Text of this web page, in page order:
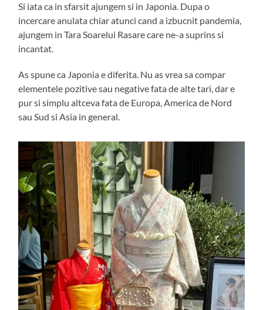
Si iata ca in sfarsit ajungem si in Japonia. Dupa o
incercare anulata chiar atunci cand a izbucnit pandemia,
ajungem in Tara Soarelui Rasare care ne-a suprins si
incantat.
As spune ca Japonia e diferita. Nu as vrea sa compar
elementele pozitive sau negative fata de alte tari, dar e
pur si simplu altceva fata de Europa, America de Nord
sau Sud si Asia in general.